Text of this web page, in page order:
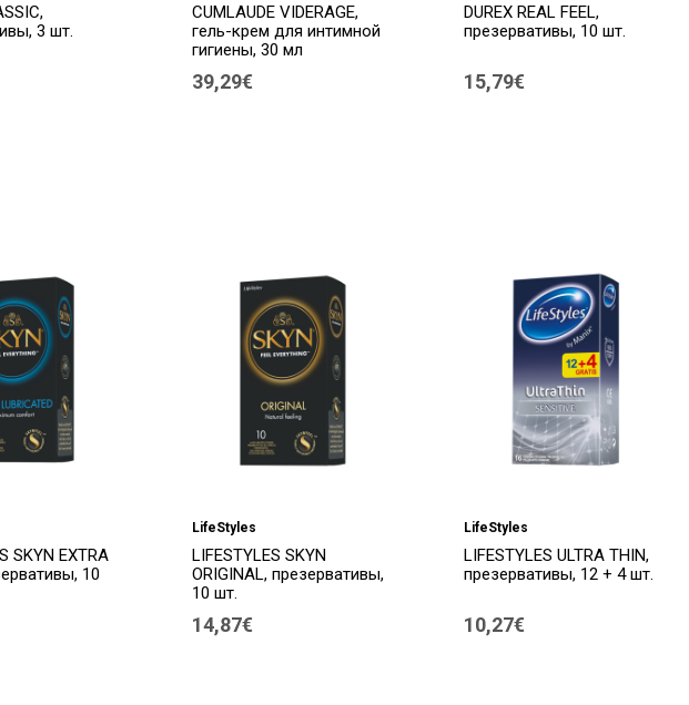
3 шт.
CUMLAUDE VIDERAGE,
гель-крем для интимной
гигиены, 30 мл
39,29€
DUREX REAL FEEL,
презервативы, 10 шт.
15,79€
SKYN EXTRA
10
LifeStyles
LIFESTYLES SKYN
ORIGINAL, презервативы,
10 шт.
14,87€
LifeStyles
LIFESTYLES ULTRA THIN,
презервативы, 12 + 4 шт.
10,27€